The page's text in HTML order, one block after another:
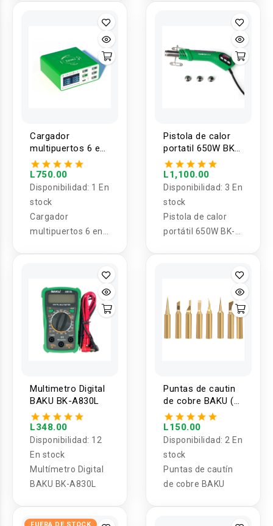
Cargador
multipuertos 6 en
1 BA-203 20W
BAKU
L750.00
Disponibilidad: 1 En
stock
Cargador
multipuertos 6 en
Pistola de calor
portatil 650W BK-
8034 BAKU
L1,100.00
Disponibilidad: 3 En
stock
Pistola de calor
portátil 650W BK-
Multimetro Digital
BAKU BK-A830L
L348.00
Disponibilidad: 12
En stock
Multímetro Digital
BAKU BK-A830L
Puntas de cautin
de cobre BAKU (1
Unidad)
L150.00
Disponibilidad: 2 En
stock
Puntas de cautín
de cobre BAKU